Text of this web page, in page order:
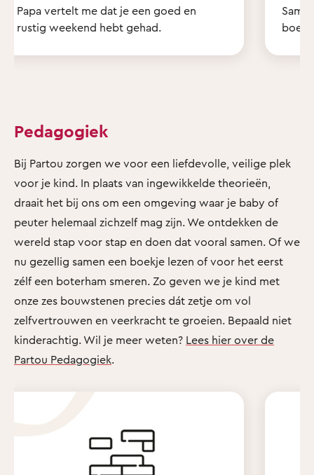
Papa vertelt me dat je een goed en
rustig weekend hebt gehad.
Pedagogiek
Bij Partou zorgen we voor een liefdevolle, veilige plek
voor je kind. In plaats van ingewikkelde theorieën,
draait het bij ons om een omgeving waar je baby of
peuter helemaal zichzelf mag zijn. We ontdekken de
wereld stap voor stap en doen dat vooral samen. Of we
nu gezellig samen een boekje lezen of voor het eerst
zélf een boterham smeren. Zo geven we je kind met
onze zes bouwstenen precies dát zetje om vol
zelfvertrouwen en veerkracht te groeien. Bepaald niet
kinderachtig. Wil je meer weten? Lees hier over de
Partou Pedagogiek.